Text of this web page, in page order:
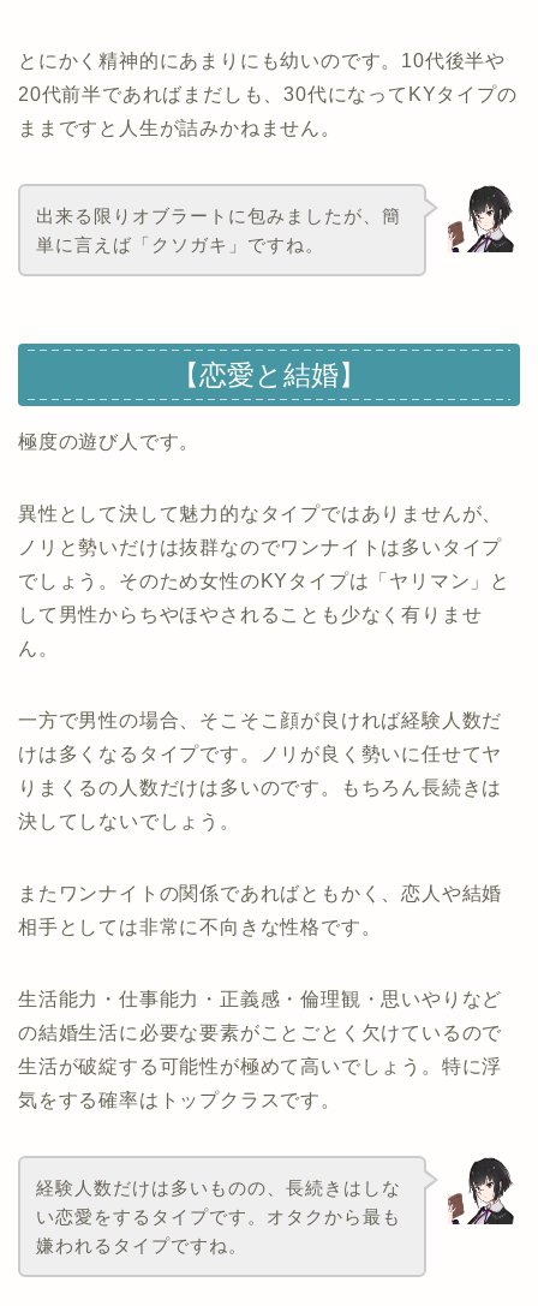
とにかく精神的にあまりにも幼いのです。10代後半や
20代前半であればまだしも、30代になってKYタイプの
ままですと人生が詰みかねません。
出来る限りオブラートに包みましたが、簡
単に言えば「クソガキ」ですね。
【恋愛と結婚】
極度の遊び人です。
異性として決して魅力的なタイプではありませんが、
ノリと勢いだけは抜群なのでワンナイトは多いタイプ
でしょう。そのため女性のKYタイプは「ヤリマン」と
して男性からちやほやされることも少なく有りませ
ん。
一方で男性の場合、そこそこ顔が良ければ経験人数だ
けは多くなるタイプです。ノリが良く勢いに任せてヤ
りまくるの人数だけは多いのです。もちろん長続きは
決してしないでしょう。
またワンナイトの関係であればともかく、恋人や結婚
相手としては非常に不向きな性格です。
生活能力・仕事能力・正義感・倫理観・思いやりなど
の結婚生活に必要な要素がことごとく欠けているので
生活が破綻する可能性が極めて高いでしょう。特に浮
気をする確率はトップクラスです。
経験人数だけは多いものの、長続きはしな
い恋愛をするタイプです。オタクから最も
嫌われるタイプですね。